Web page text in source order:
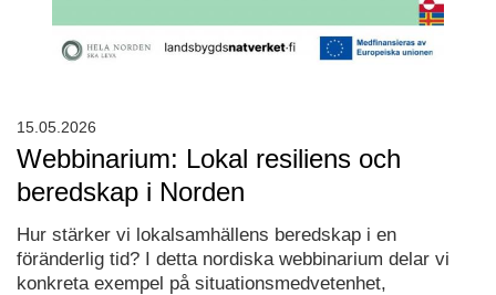
Webbinarium: Lokal resiliens och
beredskap i Norden
Hur stärker vi lokalsamhällens beredskap i en
föränderlig tid? I detta nordiska webbinarium delar vi
konkreta exempel på situationsmedvetenhet,
15.05.2026